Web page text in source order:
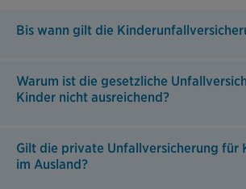
Bis wann gilt die
Warum ist die gesetzliche
Kinder nicht ausreichend?
Gilt die private Unfallversicherung für
im Ausland?